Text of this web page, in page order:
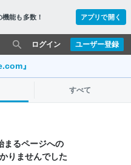
能も多数！ アプリで開く
ユーザー登録
ログイン
』
すべて
まるページへの
りませんでした